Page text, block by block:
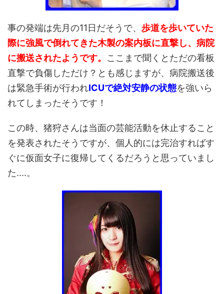
事の発端は先月の11日だそうで、 歩道を歩いていた
際に強風で倒れてきた木製の案内板に直撃し、病院
に搬送されたようです。 ここまで聞くとただの看板
直撃で負傷しただけ？とも感じますが、病院搬送後
は緊急手術が行われICUで絶対安静の状態を強いら
れてしまったそうです！
この時、猪狩さんは当面の芸能活動を休止すること
を発表されたそうですが、個人的には完治すればす
ぐに仮面女子に復帰してくるだろうと思っていまし
た....。